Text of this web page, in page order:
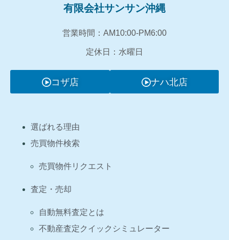
有限会社サンサン沖縄
営業時間：AM10:00‐PM6:00
定休日：水曜日
コザ店 ナハ北店
選ばれる理由
売買物件検索
売買物件リクエスト
査定・売却
自動無料査定とは
不動産査定クイックシミュレーター